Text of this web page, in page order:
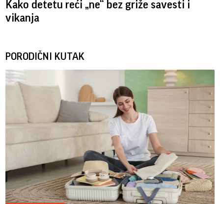
Kako detetu reći „ne“ bez griže savesti i
vikanja
PORODIČNI KUTAK